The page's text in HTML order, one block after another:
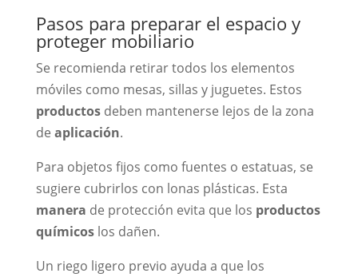
Pasos para preparar el espacio y
proteger mobiliario
Se recomienda retirar todos los elementos
móviles como mesas, sillas y juguetes. Estos
productosdeben mantenerse lejos de la zona
de aplicación.
Para objetos fijos como fuentes o estatuas, se
sugiere cubrirlos con lonas plásticas. Esta
manera de protección evita que los productos
químicoslos dañen.
Un riego ligero previo ayuda a que los